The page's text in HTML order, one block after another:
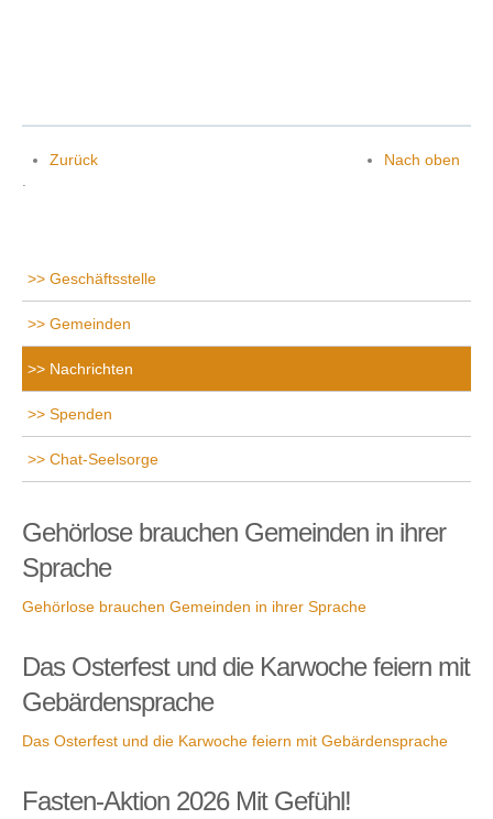
Zurück
Nach oben
Geschäftsstelle
Gemeinden
Nachrichten
Spenden
Chat-Seelsorge
Gehörlose brauchen Gemeinden in ihrer
Sprache
Gehörlose brauchen Gemeinden in ihrer Sprache
Das Osterfest und die Karwoche feiern mit
Gebärdensprache
Das Osterfest und die Karwoche feiern mit Gebärdensprache
Fasten-Aktion 2026 Mit Gefühl!